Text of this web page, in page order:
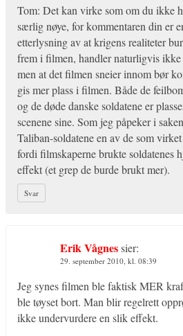
Tom: Det kan virke som om du ikke
særlig nøye, for kommentaren din er
etterlysning av at krigens realiteter
frem i filmen, handler naturligvis
men at det filmen sneier innom bør
gis mer plass i filmen. Både de
og de døde danske soldatene er
scenene sine. Som jeg påpeker i
Taliban-soldatene en av de som
fordi filmskaperne brukte soldatenes
effekt (et grep de burde brukt mer).
Svar
Erik Vågnessier:
29. september 2010, kl. 08:39
Jeg synes filmen ble faktisk MER
ble tøyset bort. Man blir regelrett
ikke undervurdere en slik effekt.